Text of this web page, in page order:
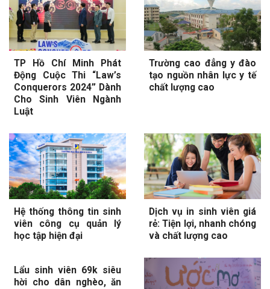
TP Hồ Chí Minh Phát
Động Cuộc Thi “Law’s
Conquerors 2024” Dành
Cho Sinh Viên Ngành
Luật
Trường cao đẳng y đào
tạo nguồn nhân lực y tế
chất lượng cao
Hệ thống thông tin sinh
viên công cụ quản lý
học tập hiện đại
Dịch vụ in sinh viên giá
rẻ: Tiện lợi, nhanh chóng
và chất lượng cao
Lẩu sinh viên 69k siêu
hời cho dân nghèo, ăn